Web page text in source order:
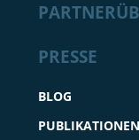
PRESSE
BLOG
PUBLIKATIONEN